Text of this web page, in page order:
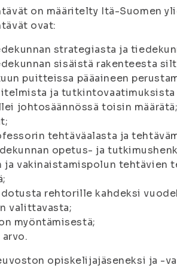
on määritelty Itä-Suomen
ovat:
strategiasta ja
sisäistä rakenteesta
puitteissa pääaineen
ja
johtosäännössä toisin määrätä;
tehtäväalasta ja
opetus- ja
vakinaistamispolun tehtävien
rehtorille kahdeksi
valittavasta;
myöntämisestä;
opiskelijajäseneksi ja -